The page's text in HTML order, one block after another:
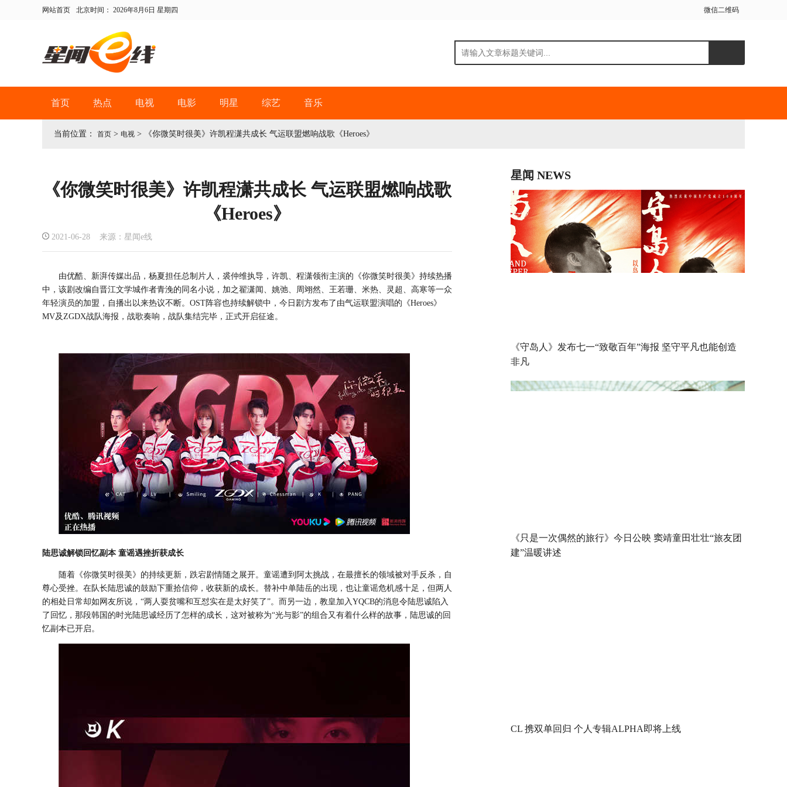
网站首页 北京时间： 2026年8月6日 星期四 微信二维码
首页 热点 电视 电影 明星 综艺 音乐
当前位置： 首页 > 电视 > 《你微笑时很美》许凯程潇共成长 气运联盟燃响战歌《Heroes》
《你微笑时很美》许凯程潇共成长 气运联盟燃响战歌
《Heroes》
2021-06-28 来源：星闻e线
由优酷、新湃传媒出品，杨夏担任总制片人，裘仲维执导，许凯、程潇领衔主演的 《你微笑时很美》 持续热播
中，该剧改编自晋江文学城作者青浼的同名小说，加之翟潇闻、姚弛、周翊然、王若珊、米热、灵超、高寒等一众
年轻演员的加盟，自播出以来热议不断。 OST阵容也持续解锁中，今日剧方发布了由气运联盟演唱的《Heroes》
MV及ZGDX战队海报，战歌奏响，战队集结完毕，正式开启征途。
陆思诚解锁回忆副本 童谣遇挫折获成长
随着《你微笑时很美》的持续更新，跌宕剧情随之展开。童谣遭到阿太挑战，在最擅长的领域被对手反杀，自
尊心受挫。在队长陆思诚的鼓励下重拾信仰，收获新的成长。替补中单陆岳的出现，也让童谣危机感十足，但两人
的相处日常却如网友所说， “两人耍贫嘴和互怼实在是太好笑了”。而另一边，教皇加入YQCB的消息令陆思诚陷入
了回忆，那段韩国的时光陆思诚经历了怎样的成长，这对被称为“光与影”的组合又有着什么样的故事，陆思诚的回
忆副本已开启。
星闻 NEWS
《守岛人》发布七一“致敬百年”海报 坚守平凡也能创造
非凡
《只是一次偶然的旅行》今日公映 窦靖童田壮壮“旅友团
建”温暖讲述
CL 携双单回归 个人专辑ALPHA即将上线